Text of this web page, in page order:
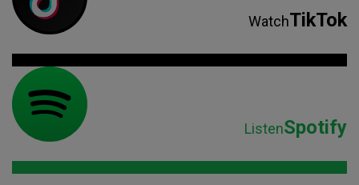
WatchTikTok
ListenSpotify